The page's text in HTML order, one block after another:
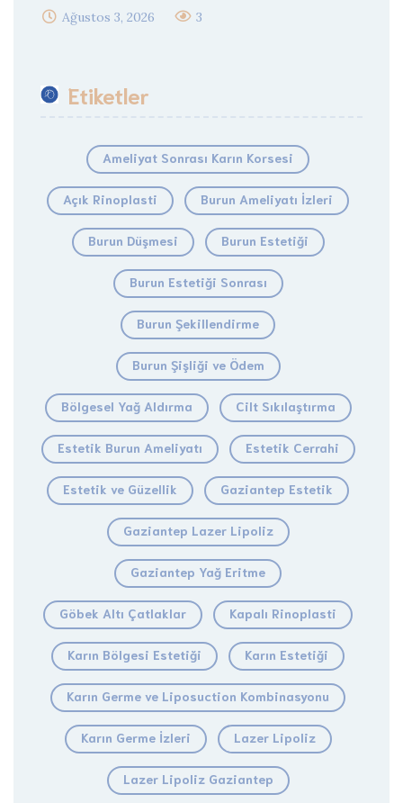
Ağustos 3, 2026 3
Etiketler
Ameliyat Sonrası Karın Korsesi
Açık Rinoplasti Burun Ameliyatı İzleri
Burun Düşmesi Burun Estetiği
Burun Estetiği Sonrası
Burun Şekillendirme
Burun Şişliği ve Ödem
Bölgesel Yağ Aldırma Cilt Sıkılaştırma
Estetik Burun Ameliyatı Estetik Cerrahi
Estetik ve Güzellik Gaziantep Estetik
Gaziantep Lazer Lipoliz
Gaziantep Yağ Eritme
Göbek Altı Çatlaklar Kapalı Rinoplasti
Karın Bölgesi Estetiği Karın Estetiği
Karın Germe ve Liposuction Kombinasyonu
Karın Germe İzleri Lazer Lipoliz
Lazer Lipoliz Gaziantep